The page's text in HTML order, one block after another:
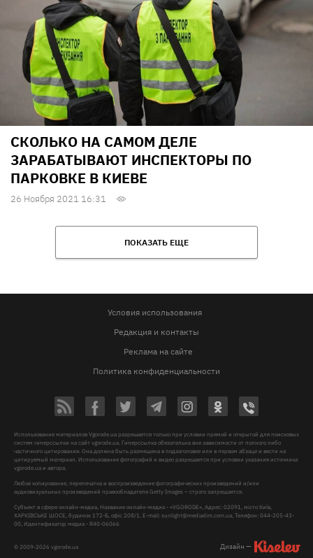
СКОЛЬКО НА САМОМ ДЕЛЕ
ЗАРАБАТЫВАЮТ ИНСПЕКТОРЫ ПО
ПАРКОВКЕ В КИЕВЕ
26 Ноября 2021 16:31
ПОКАЗАТЬ ЕЩЕ
Условия использования
Редакция и контакты
Реклама на сайте
Политика конфиденциальности
© 2009-2026 vgorode.ua
Использование материалов Vgorode.ua разрешается только при условии прямой и открытой для поисковых
систем гиперссылки на сайт vgorode.ua. Гиперссылка обязательна вне зависимости от полного либо
частичного цитирования. Она должна быть размещена в подзаголовке или в первом абзаце и вести на
цитируемый материал. Использование фотографий и видео разрешается при условии указания источника
vgorode.ua и автора.
Любое копирование, перепечатка и воспроизведение фотографических произведений и/или
аудиовизуальных произведений правообладателя Getty Images – строго запрещается.
Субъект в сфере онлайн-медиа, Название онлайн-медиа - «VGORODE», Адрес: 02091, місто Київ,
ХАРКІВСЬКЕ ШОСЕ, будинок 172-Б, офіс 208/1, E-mail:sunlight@mediadim.com.ua , Телефон: 044-205-43-
00, Идентификатор медиа - R40-06066
Дизайн —